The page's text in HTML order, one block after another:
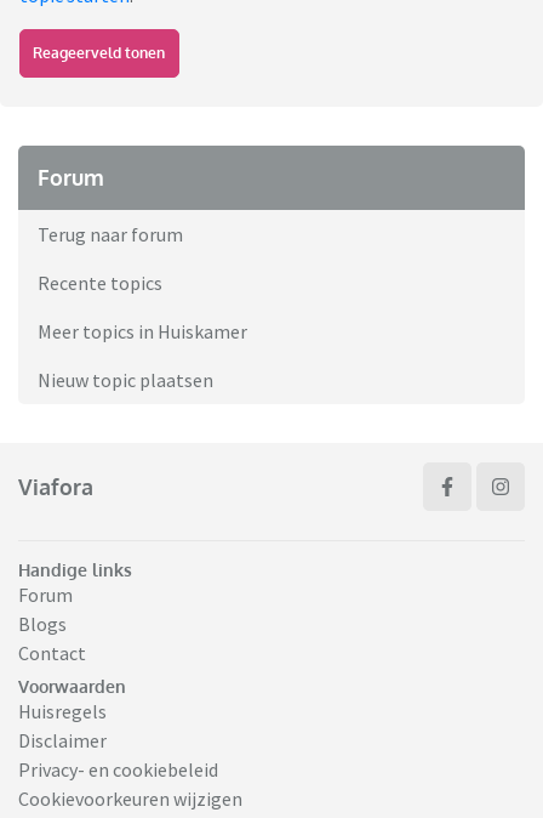
Reageerveld tonen
Forum
Terug naar forum
Recente topics
Meer topics in Huiskamer
Nieuw topic plaatsen
Viafora
Handige links
Forum
Blogs
Contact
Voorwaarden
Huisregels
Disclaimer
Privacy- en cookiebeleid
Cookievoorkeuren wijzigen